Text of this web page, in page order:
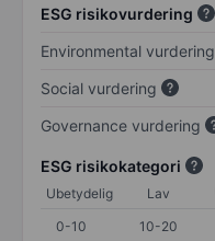
ESG risikovurdering
Environmental vurdering
Social vurdering
Governance vurdering
ESG risikokategori
Ubetydelig Lav
0-10
10-20